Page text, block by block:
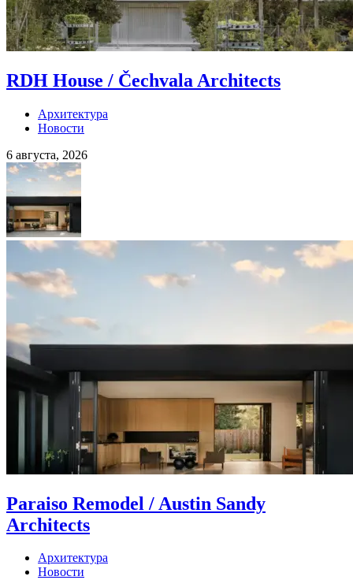
RDH House / Čechvala Architects
Архитектура
Новости
6 августа, 2026
Paraiso Remodel / Austin Sandy
Architects
Архитектура
Новости